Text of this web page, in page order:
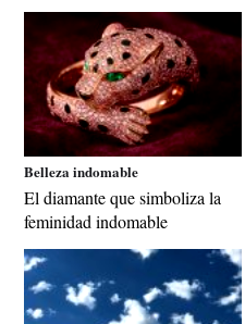
Belleza indomable
El diamante que simboliza la
feminidad indomable